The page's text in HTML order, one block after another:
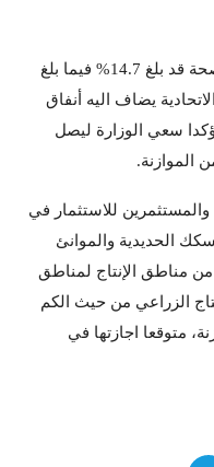
وأضاف وزير المالية ان الإنفاق على الصحة قد بلغ 14.7% فيما بلغ
من المالية الاتحادية يضاف اليه أنفاق
الموازنة مؤكدا سعي الوزارة ليصل
للاستثمار في
الحديدية والموانئ
مناطق الإنتاج لمناطق
الزراعي من حيث الكم
متوقعا اجازتها في